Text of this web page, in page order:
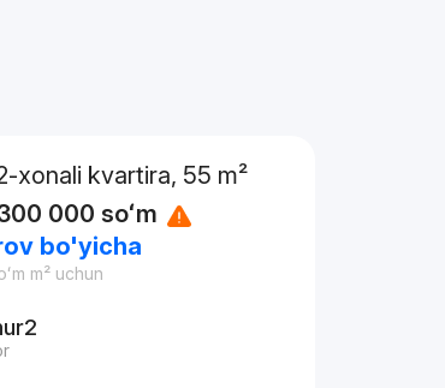
xonali kvartira, 55 m²
000 soʻm
bo'yicha
m² uchun